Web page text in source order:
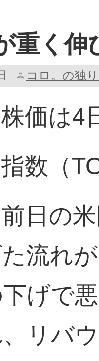
重く伸
コロ。の独
価は4
数（
日の
流れ
げで
リバ